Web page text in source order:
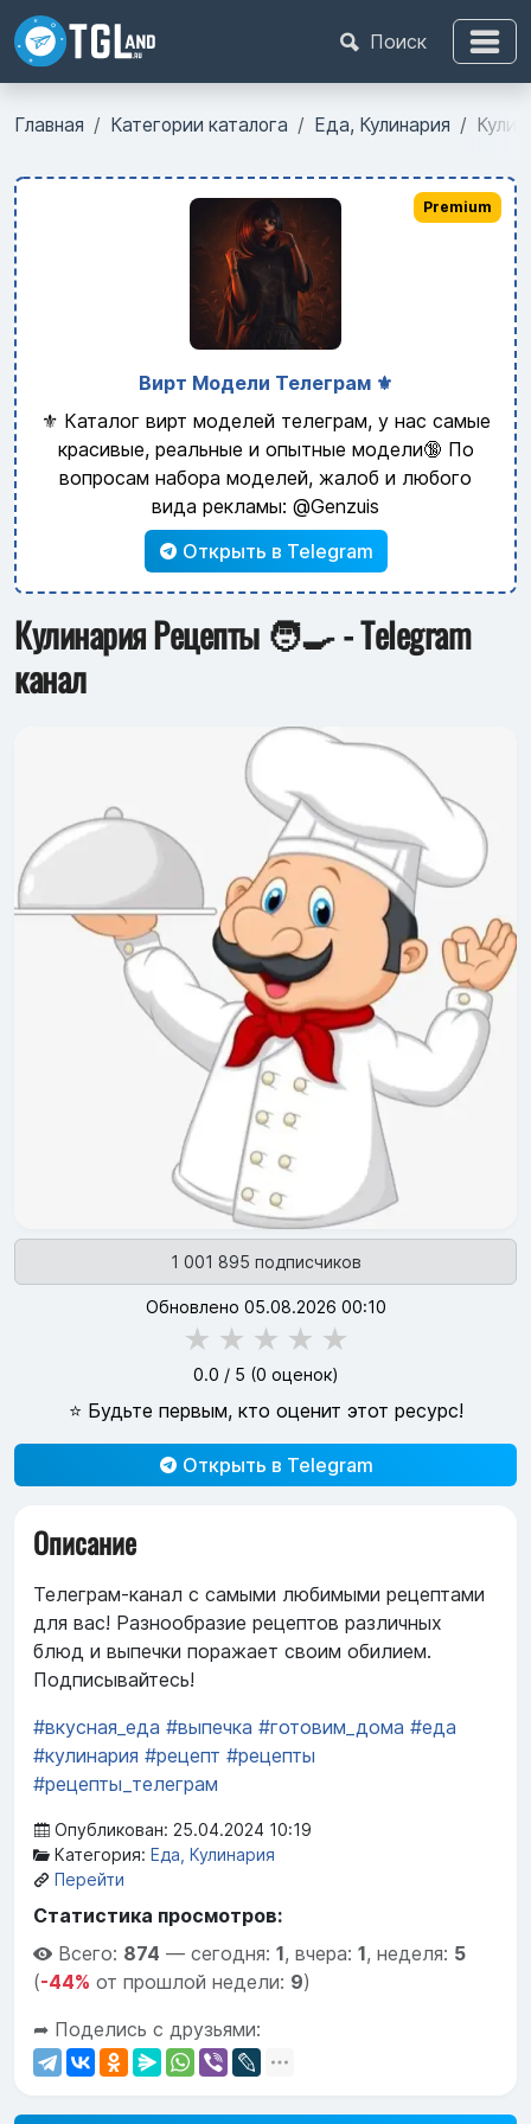
Поиск
Главная Категории каталога Еда, Кулинария
Вирт Модели Телеграм ⚜️
⚜️ Каталог вирт моделей телеграм, у нас самые
красивые, реальные и опытные модели🔞 По
вопросам набора моделей, жалоб и любого
вида рекламы: @Genzuis
Открыть в Telegram
Premium
Кулинария Рецепты 🧑‍🍳 - Telegram
канал
1 001 895 подписчиков
Обновлено 05.08.2026 00:10
★ ★ ★ ★ ★
0.0 / 5 (0 оценок)
⭐ Будьте первым, кто оценит этот ресурс!
Открыть в Telegram
Описание
Телеграм-канал с самыми любимыми рецептами
для вас! Разнообразие рецептов различных
блюд и выпечки поражает своим обилием.
Подписывайтесь!
#вкусная_еда #выпечка #готовим_дома #еда
#кулинария #рецепт #рецепты
#рецепты_телеграм
Опубликован: 25.04.2024 10:19
Категория: Еда, Кулинария
Перейти
Статистика просмотров:
Всего: 874 — сегодня: 1, вчера: 1, неделя: 5
(-44% от прошлой недели: 9)
➦ Поделись с друзьями: